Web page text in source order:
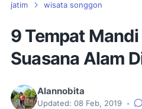
jatim
wisata songgon
9 Tempat
Suasana Alam
Alannobita
Updated: 08 Feb, 2019 •